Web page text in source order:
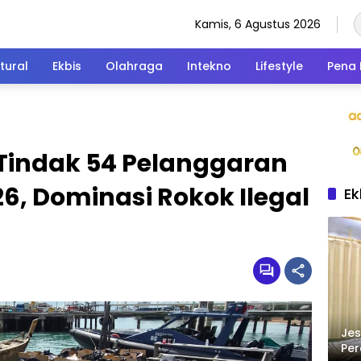
Kamis, 6 Agustus 2026
Ekbis Olahraga Intekno Lifestyle Pena
54 Pelanggaran
Dominasi Rokok Ilegal